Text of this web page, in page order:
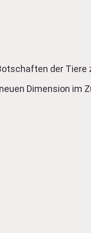
der Tiere
Dimension im